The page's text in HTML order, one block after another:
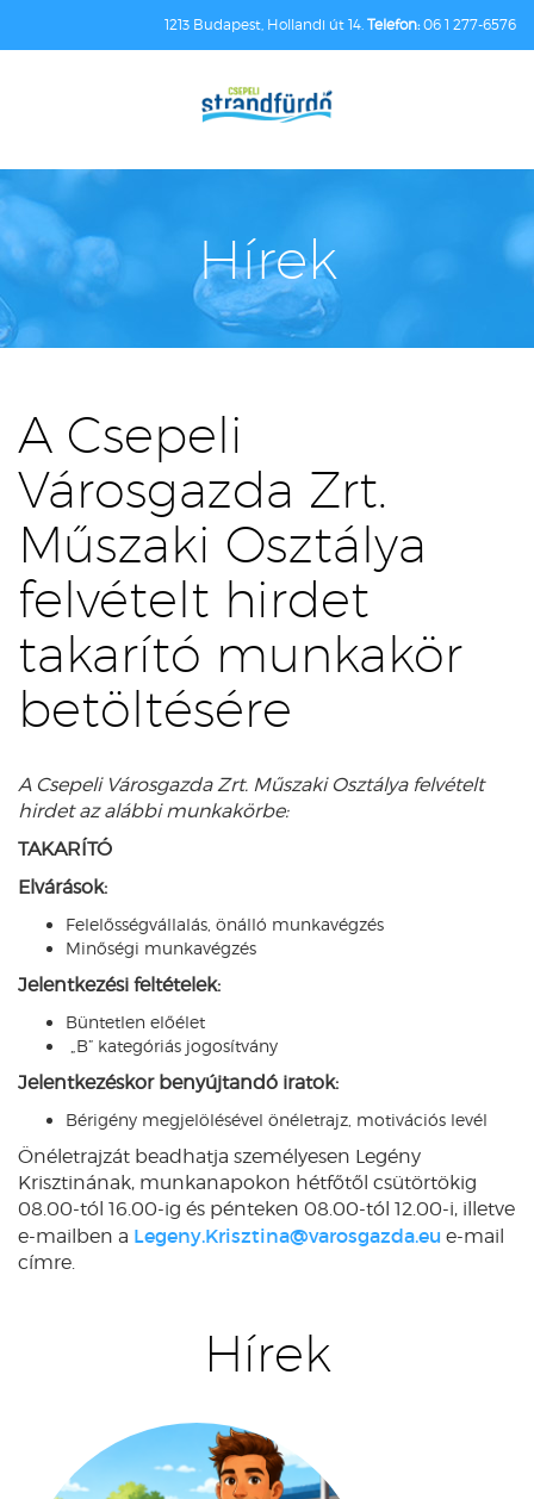
1213 Budapest, Hollandi út 14. Telefon:06 1 277-6576
Hírek
A Csepeli
Városgazda Zrt.
Műszaki Osztálya
felvételt hirdet
takarító munkakör
betöltésére
A Csepeli Városgazda Zrt. Műszaki Osztálya felvételt
hirdet az alábbi munkakörbe:
TAKARÍTÓ
Elvárások:
Felelősségvállalás, önálló munkavégzés
Minőségi munkavégzés
Jelentkezési feltételek:
Büntetlen előélet
„B” kategóriás jogosítvány
Jelentkezéskor benyújtandó iratok:
Bérigény megjelölésével önéletrajz, motivációs levél
Önéletrajzát beadhatja személyesen Legény
Krisztinának, munkanapokon hétfőtől csütörtökig
08.00-tól 16.00-ig és pénteken 08.00-tól 12.00-i, illetve
e-mailben a Legeny.Krisztina@varosgazda.eu e-mail
címre.
Hírek